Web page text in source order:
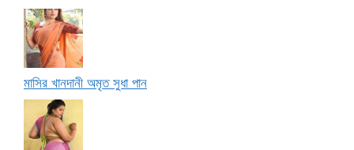
মাসির খানদানী অমৃত সুধা পান